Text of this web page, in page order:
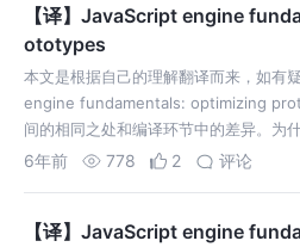
【译】JavaScript engine
ototypes
本文是根据自己的理解翻译而来，如有
engine fundamentals: optimizing
间的相同之处和编译环节中的差异。为
编译器比其他引擎多？结论是基于更快
6年前 778 2 评论
【译】JavaScript engine